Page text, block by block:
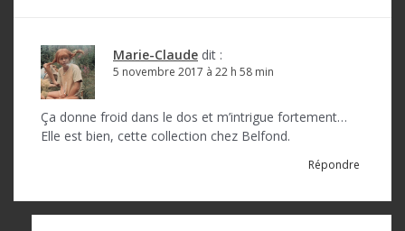
’
Marie-Claude dit :
5 novembre 2017 à 22 h 58 min
Ça donne froid dans le dos et m’intrigue fortement…
Elle est bien, cette collection chez Belfond.
Répondre